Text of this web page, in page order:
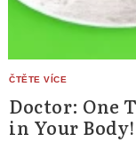
Doctor: One
in Your Body!